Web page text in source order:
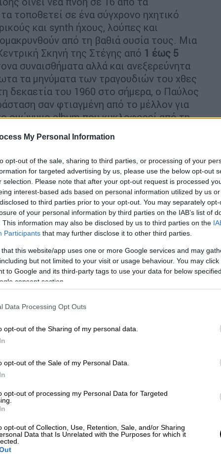
My Personal Information
opt-out of the sale, sharing to third parties, or processing of your
for targeted advertising by us, please use the below opt-out
selection. Please note that after your opt-out request is processed
interest-based ads based on personal information utilized by us
to third parties prior to your opt-out. You may separately
of your personal information by third parties on the IAB’s list of
This information may also be disclosed by us to third parties on the
Participants that may further disclose it to other third parties.
that this website/app uses one or more Google services and may
but not limited to your visit or usage behaviour. You may
to Google and its third-party tags to use your data for below
consent section.
Data Processing Opt Outs
opt-out of the Sharing of my personal data.
opt-out of the Sale of my Personal Data.
opt-out of processing my Personal Data for Targeted
opt-out of Collection, Use, Retention, Sale, and/or Sharing
Data that Is Unrelated with the Purposes for which it
τοποθετεί σε ένα σύγχρονο ηχητικό
και synth ήχους, λούπες και
από τη βαθιά ουσία τους. Μια
Σκηνή της Στέγης από 1 έως 5
συναισθήματα αλλά και ανεξερεύνητα
τα μηνύματα των τραγουδιών του χθες
δεκαετία του 1960 στο σήμερα, ο Παύλος
σαν φτιαγμένη από το μέλλον για
ομώνυμο album που κυκλοφορεί από τη
σφραγίδα και το ιδιαίτερο ύφος του
καλλιτεχνικό στίγμα του διεθνώς
Μαρκόπουλου, αλλά και με τη συνοδεία
τον φουτουριστικό χαρακτήρα του
λέει μια ιστορία επί σκηνής. «Μπορεί να
και κάνει το ασύλληπτο να ακούγεται
τη Δύση και επαναπροσδιορίζει την
το 2019. Όταν η κόρη του συνθέτη,
Παύλο Παυλίδη την επιθυμία του πατέρα
του. Τέσσερα χρόνια μετά, ο Παυλίδης
Σαρρής δημιουργεί στην Κεντρική
περιβάλλον που συνοδεύει την
όπου οι άνθρωποι αναζητούν ξανά
θάλασσα. «Ένα τρίπτυχο για την
τη διαρκή ρευστότητα της
της μετανάστευσης, και τις
ζητήματα από το σήμερα, το
που μας προτρέπει να
σταματά να κυλά. Τα απομεινάρια ενός
πια. Και ξαφνικά, με το βλέμμα πάντα
του συνθέτη παραμένει μπροστά για την